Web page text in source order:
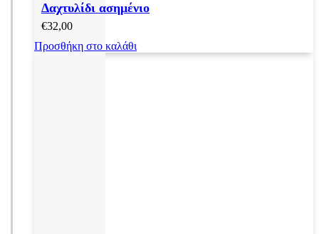
Δαχτυλίδι ασημένιο
€32,00
Προσθήκη στο καλάθι